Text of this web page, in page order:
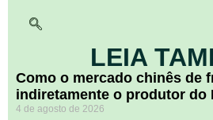
LEIA
​Como o mercado chinês de
indiretamente o produtor do
4 de agosto de 2026